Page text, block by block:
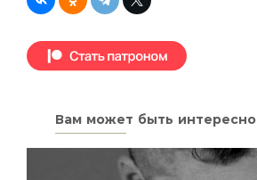
Вам может быть интересно